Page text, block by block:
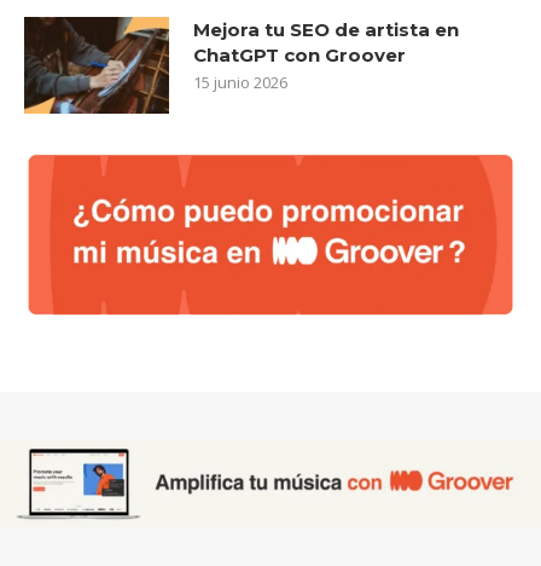
Mejora tu SEO de artista en
ChatGPT con Groover
15 junio 2026